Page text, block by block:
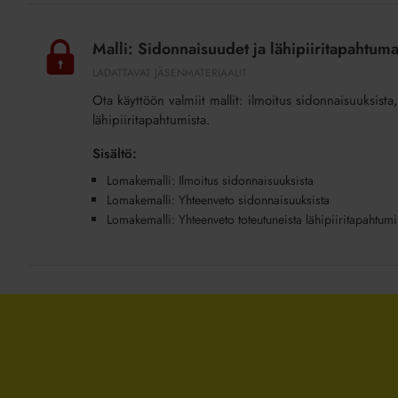
Sidonnaisuudet
lähipiiritapahtumat
(lisäpalvelu)
Malli: Sidonnaisuudet ja
Ota käyttöön valmiit mallit: ilmoitus
lähipiiritapahtumista.
Sisältö:
Lomakemalli: Ilmoitus sidonnaisuuksista
Lomakemalli: Yhteenveto sidonnaisuuksista
Lomakemalli: Yhteenveto toteutuneista